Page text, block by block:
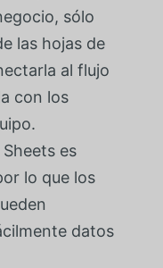
sólo
las hojas de
al flujo
con los
es
lo que los
datos